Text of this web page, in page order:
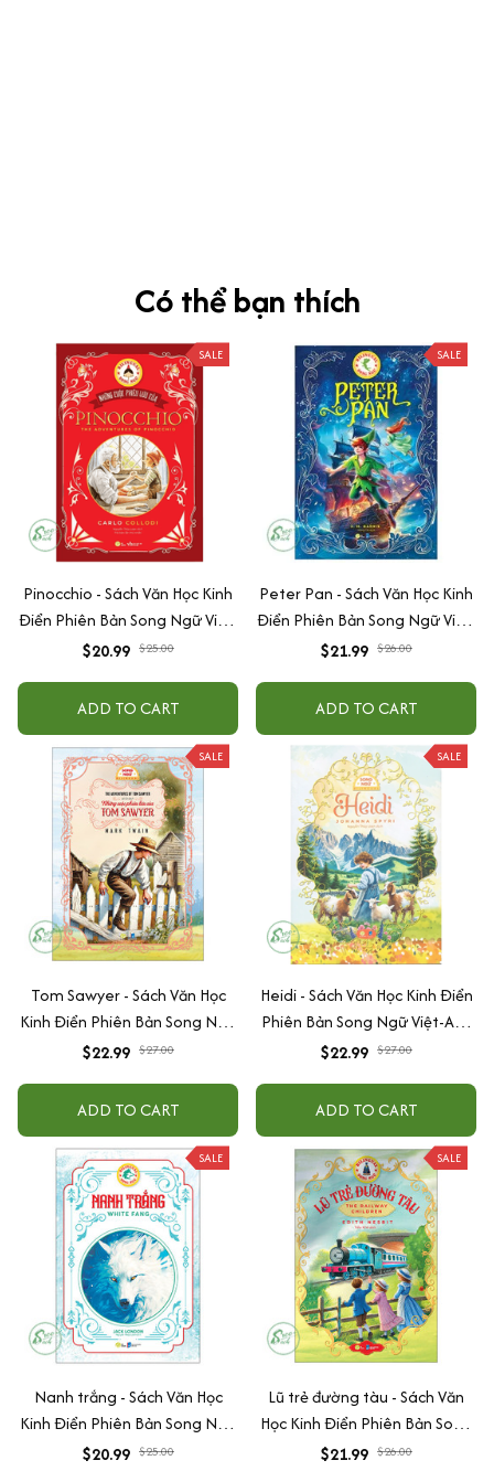
Có thể bạn thích
SALE
Pinocchio - Sách Văn Học Kinh
Điển Phiên Bản Song Ngữ Việt-
Anh (Tặng File Nghe Audio)
$20.99 $25.00
ADD TO CART
SALE
Peter Pan - Sách Văn Học Kinh
Điển Phiên Bản Song Ngữ Việt-
Anh (Tặng File Nghe Audio)
$21.99 $26.00
ADD TO CART
SALE
Tom Sawyer - Sách Văn Học
Kinh Điển Phiên Bản Song Ngữ
Việt-Anh (Tặng File Nghe
$22.99 $27.00
ADD TO CART
SALE
Heidi - Sách Văn Học Kinh Điển
Phiên Bản Song Ngữ Việt-Anh
(Tặng File Nghe Audio)
$22.99 $27.00
ADD TO CART
SALE
Nanh trắng - Sách Văn Học
Kinh Điển Phiên Bản Song Ngữ
Việt-Anh (Tặng File Nghe
$20.99 $25.00
SALE
Lũ trẻ đường tàu - Sách Văn
Học Kinh Điển Phiên Bản Song
Ngữ Việt-Anh (Tặng File Nghe
$21.99 $26.00